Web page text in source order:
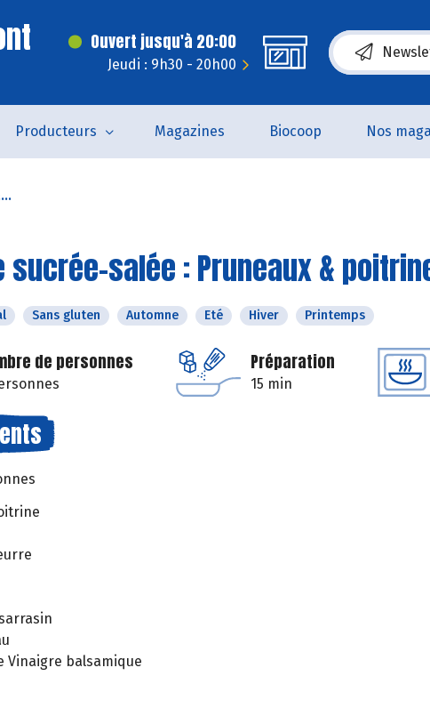
Ouvert jusqu'à 20:00
Jeudi : 9h30 - 20h00 (s’ouvre dans
Producteurs Magazines Biocoop Nos
sucrée-salée : Pruneaux &
Sans gluten Automne Eté Hiver Printemps
de personnes Préparation
15 min
Vinaigre balsamique